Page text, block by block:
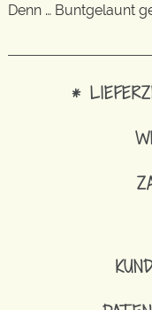
Denn … Buntgelaunt
*